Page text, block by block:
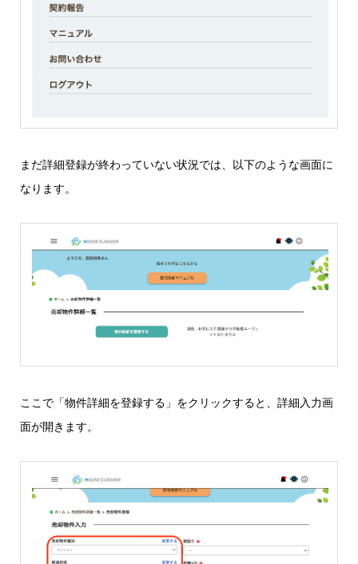
まだ詳細登録が終わっていない状況では、以下のような画面に
なります。
ここで「物件詳細を登録する」をクリックすると、詳細入力画
面が開きます。